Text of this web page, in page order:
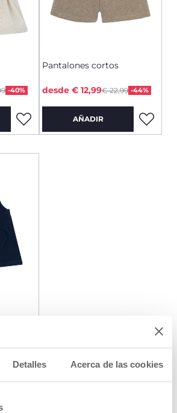
Detalles Acerca de las cookies
reduced from
-40%
Pantalones cortos
Price reduced from
€ 22,99 -44%
to
desde € 12,99
AÑADIR
reduced from